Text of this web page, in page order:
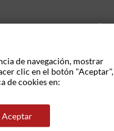
de navegación, mostrar
clic en el botón "Aceptar",
de cookies en:
Aceptar